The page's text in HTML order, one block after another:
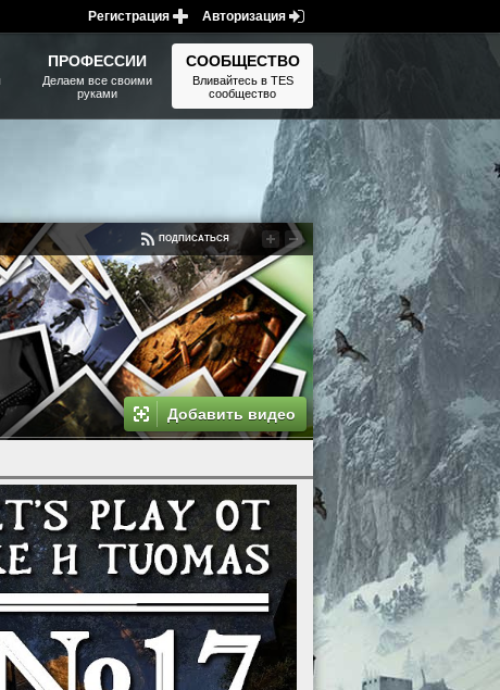
Добавить видео
ПОДПИСАТЬСЯ
ПРОФЕССИИ
Делаем все своими
руками
СООБЩЕСТВО
Вливайтесь в TES
сообщество
Авторизация
Регистрация